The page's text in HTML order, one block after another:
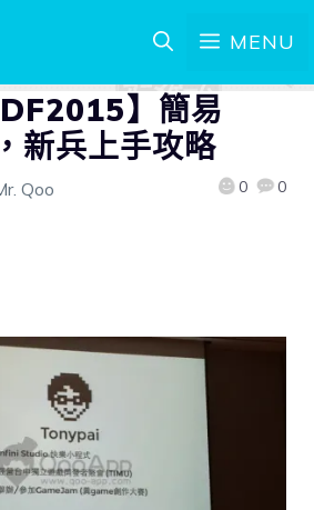
MENU
】簡易
新兵上手攻略
Qoo 0 0